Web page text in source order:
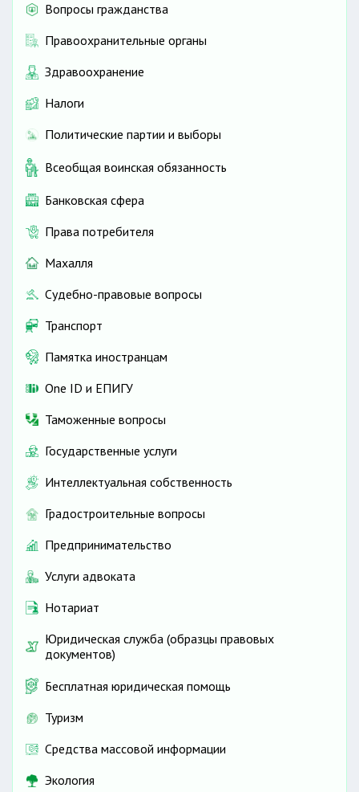
Вопросы гражданства
Правоохранительные органы
Здравоохранение
Налоги
Политические партии и выборы
Всеобщая воинская обязанность
Банковская сфера
Права потребителя
Махалля
Судебно-правовые вопросы
Транспорт
Памятка иностранцам
One ID и ЕПИГУ
Таможенные вопросы
Государственные услуги
Интеллектуальная собственность
Градостроительные вопросы
Предпринимательство
Услуги адвоката
Нотариат
Юридическая служба (образцы правовых
документов)
Бесплатная юридическая помощь
Туризм
Средства массовой информации
Экология